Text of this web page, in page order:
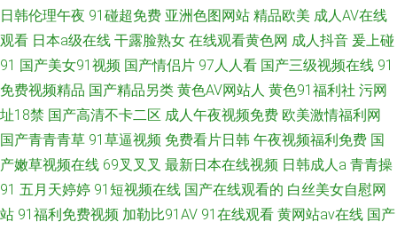
日韩伦理午夜 91碰超免费 亚洲色图网站 精品欧美 成人AV在线
观看 日本a级在线 干露脸熟女 在线观看黄色网 成人抖音 爰上碰
91 国产美女91视频 国产情侣片 97人人看 国产三级视频在线 91
免费视频精品 国产精品另类 黄色AV网站人 黄色91福利社 污网
址18禁 国产高清不卡二区 成人午夜视频免费 欧美激情福利网
国产青青青草 91草逼视频 免费看片日韩 午夜视频福利免费 国
产嫩草视频在线 69叉叉叉 最新日本在线视频 日韩成人a 青青操
91 五月天婷婷 91短视频在线 国产在线观看的 白丝美女自慰网
站 91福利免费视频 加勒比91AV 91在线观看 黄网站av在线 国产